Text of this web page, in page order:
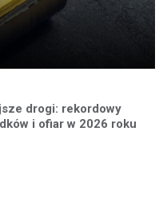
drogi: rekordowy
i ofiar w 2026 roku